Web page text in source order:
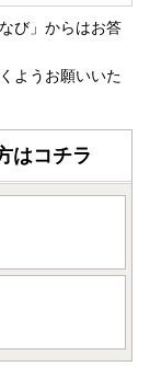
認にお時間を
み後のキャン
お礼の品（数
いいたしま
保証書に購入
に大河原町から
び」からはお答
ようお願いいた
はコチラ